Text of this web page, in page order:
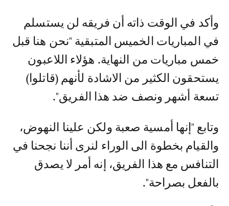
وأكد في الوقت ذاته أن فريقه لن يستسلم
في المباريات الخميس المتبقية "نحن هنا قبل
خمس مباريات من النهاية. هؤلاء اللاعبون
يستحقون الكثير من الاشادة لأنهم (قاتلوا)
تسعة أشهر ونصف ضد هذا الفريق".
وتابع "إنها أمسية صعبة ولكن علينا النهوض،
والقيام بخطوة الى الوراء لنرى أننا نجحنا في
التنافس مع هذا الفريق، إنه أمر لا يصدق
بالفعل بصراحة".